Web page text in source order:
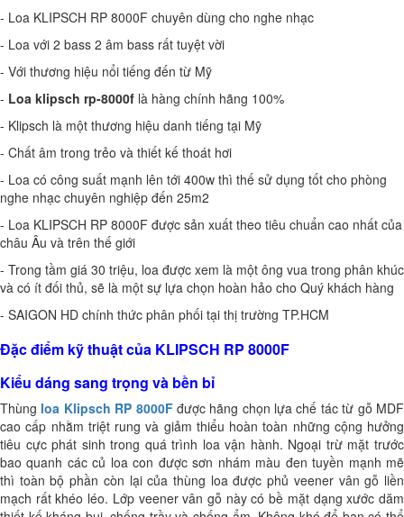
- Loa KLIPSCH RP 8000F chuyên dùng cho nghe nhạc
- Loa với 2 bass 2 âm bass rất tuyệt vời
- Với thương hiệu nổi tiếng đến từ Mỹ
- Loa klipsch rp-8000f là hàng chính hãng 100%
- Klipsch là một thương hiệu danh tiếng tại Mỹ
- Chất âm trong trẻo và thiết kế thoát hơi
- Loa có công suất mạnh lên tới 400w thì thế sử dụng tốt cho phòng
nghe nhạc chuyên nghiệp đến 25m2
- Loa KLIPSCH RP 8000F được sản xuất theo tiêu chuẩn cao nhất của
châu Âu và trên thế giới
- Trong tầm giá 30 triệu, loa được xem là một ông vua trong phân khúc
và có ít đối thủ, sẽ là một sự lựa chọn hoàn hảo cho Quý khách hàng
- SAIGON HD chính thức phân phối tại thị trường TP.HCM
Đặc điểm kỹ thuật của KLIPSCH RP 8000F
Kiểu dáng sang trọng và bền bỉ
Thùng loa Klipsch RP 8000Fđược hãng chọn lựa chế tác từ gỗ MDF
cao cấp nhằm triệt rung và giảm thiểu hoàn toàn những cộng hưởng
tiêu cực phát sinh trong quá trình loa vận hành. Ngoại trừ mặt trước
bao quanh các củ loa con được sơn nhám màu đen tuyền mạnh mẽ
thì toàn bộ phần còn lại của thùng loa được phủ veener vân gỗ liền
mạch rất khéo léo. Lớp veener vân gỗ này có bề mặt dạng xước dăm